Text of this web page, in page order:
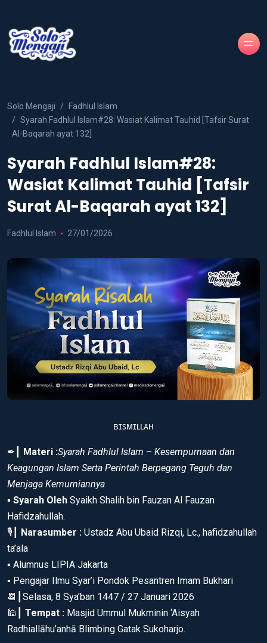
Solo Mengaji
Fadhlul Islam
Syarah Fadhlul Islam#28: Wasiat Kalimat Tauhid [Tafsir Surat
Al-Baqarah ayat 132]
Syarah Fadhlul Islam#28:
Wasiat Kalimat Tauhid [Tafsir
Surat Al-Baqarah ayat 132]
Fadhlul Islam 27/01/2026
ʙɪꜱᴍɪʟʟᴀʜ
✒┃ Materi :Syarah Fadhlul Islam – Kesempurnaan dan
Keagungan Islam Serta Perintah Berpegang Teguh dan
Menjaga Kemurniannya
▪ Syarah Oleh Syaikh Shalih bin Fauzan Al Fauzan
Hafidzahullah.
🎙┃
Narasumber : Ustadz Abu Ubaid Rizqi, Lc., hafidzahullah
ta’ala
▪ Alumnus LIPIA Jakarta
▪ Pengajar Ilmu Syar’i Pondok Pesantren Imam Bukhari
📆┃Selasa, 8 Sya’ban 1447 / 27 Januari 2026
🕌┃
Tempat : Masjid Ummul Mukminin ‘Aisyah
Radhiallāhu’anhā Blimbing Gatak Sukoharjo.